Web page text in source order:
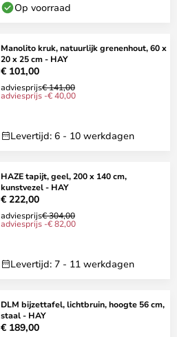
Op voorraad
Manolito kruk, natuurlijk grenenhout, 60 x
20 x 25 cm - HAY
€ 101,00
adviesprijs€ 141,00
adviesprijs -€ 40,00
Levertijd: 6 - 10 werkdagen
HAZE tapijt, geel, 200 x 140 cm,
kunstvezel - HAY
€ 222,00
adviesprijs€ 304,00
adviesprijs -€ 82,00
Levertijd: 7 - 11 werkdagen
DLM bijzettafel, lichtbruin, hoogte 56 cm,
staal - HAY
€ 189,00